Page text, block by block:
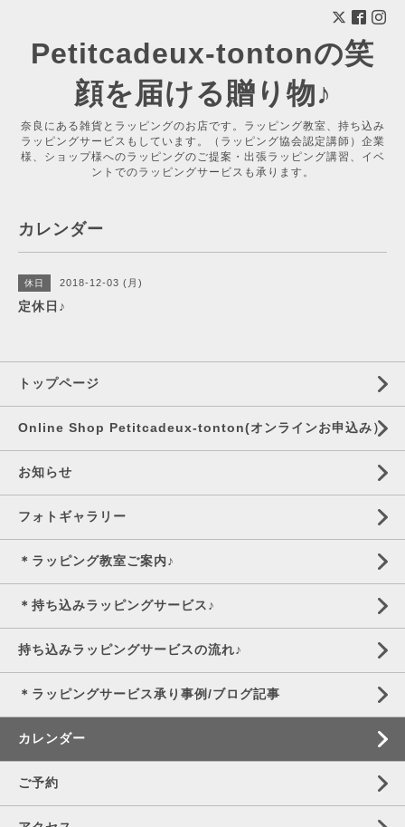
Petitcadeux-tontonの笑
顔を届ける贈り物♪
奈良にある雑貨とラッピングのお店です。ラッピング教室、持ち込み
ラッピングサービスもしています。（ラッピング協会認定講師）企業
様、ショップ様へのラッピングのご提案・出張ラッピング講習、イベ
ントでのラッピングサービスも承ります。
カレンダー
休日 2018-12-03 (月)
定休日♪
トップページ
Online Shop Petitcadeux-tonton(オンラインお申込み）
お知らせ
フォトギャラリー
＊ラッピング教室ご案内♪
＊持ち込みラッピングサービス♪
持ち込みラッピングサービスの流れ♪
＊ラッピングサービス承り事例/ブログ記事
カレンダー
ご予約